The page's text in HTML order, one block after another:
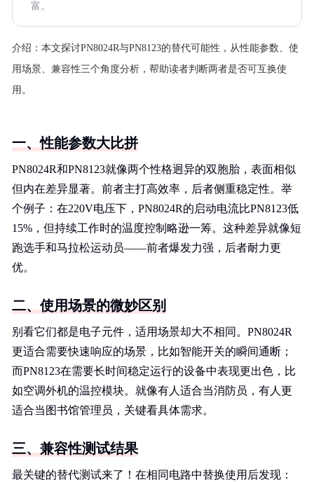
富。
介绍： 本文探讨PN8024R与PN8123的替代可能性，从性能参数、使
用场景、兼容性三个角度分析，帮助读者判断两者是否可互换使
用。
一、性能参数大比拼
PN8024R和PN8123就像两个性格迥异的双胞胎，表面相似
但内在差异显著。前者主打高效率，后者侧重稳定性。举
个例子：在220V电压下，PN8024R的启动电流比PN8123低
15%，但持续工作时的温度控制略逊一筹。这种差异就像短
跑选手和马拉松运动员——前者爆发力强，后者耐力更
优。
二、使用场景的微妙区别
别看它们都是电子元件，适用场景却大不相同。PN8024R
更适合需要快速响应的场景，比如智能开关的瞬间通断；
而PN8123在需要长时间稳定运行的设备中表现更出色，比
如空调外机的温控模块。就像有人适合当消防员，有人更
适合当图书馆管理员，关键看具体需求。
三、兼容性测试结果
最关键的替代测试来了！在相同电路中替换使用后发现：